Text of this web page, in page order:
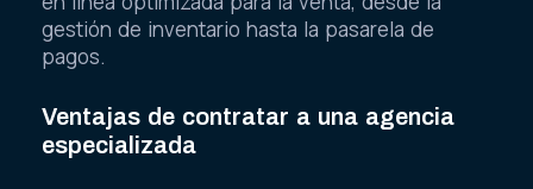
gestión de inventario hasta la pasarela de
pagos.
Ventajas de contratar a una agencia
especializada